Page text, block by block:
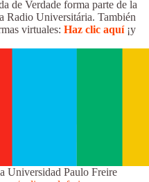
de Verdade forma parte de la
Radio Universitária. También
virtuales: Haz clic aquí ¡y
Universidad Paulo Freire